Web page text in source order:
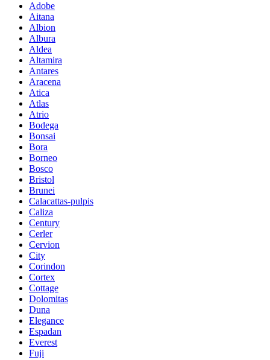
Adobe
Aitana
Albion
Albura
Aldea
Altamira
Antares
Aracena
Atica
Atlas
Atrio
Bodega
Bonsai
Bora
Borneo
Bosco
Bristol
Brunei
Calacattas-pulpis
Caliza
Century
Cerler
Cervion
City
Corindon
Cortex
Cottage
Dolomitas
Duna
Elegance
Espadan
Everest
Fuji